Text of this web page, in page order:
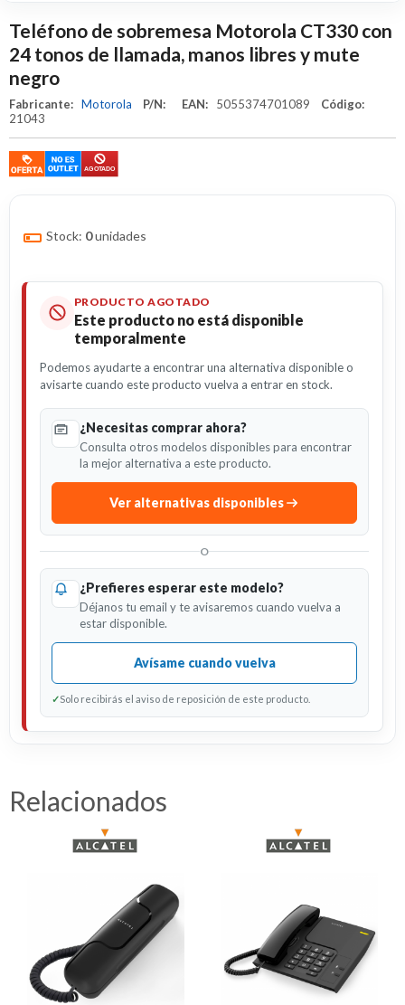
Teléfono de sobremesa Motorola CT330 con
24 tonos de llamada, manos libres y mute
negro
Fabricante: Motorola P/N: EAN: 5055374701089 Código:
21043
Stock: 0unidades
PRODUCTO AGOTADO
Este producto no está disponible
temporalmente
Podemos ayudarte a encontrar una alternativa disponible o
avisarte cuando este producto vuelva a entrar en stock.
¿Necesitas comprar ahora?
Consulta otros modelos disponibles para encontrar
la mejor alternativa a este producto.
Ver alternativas disponibles
O
¿Prefieres esperar este modelo?
Déjanos tu email y te avisaremos cuando vuelva a
estar disponible.
Avísame cuando vuelva
✓Solo recibirás el aviso de reposición de este producto.
Relacionados